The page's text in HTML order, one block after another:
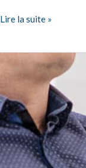
Lire la suite »
en
ligne
–
Expédition
de